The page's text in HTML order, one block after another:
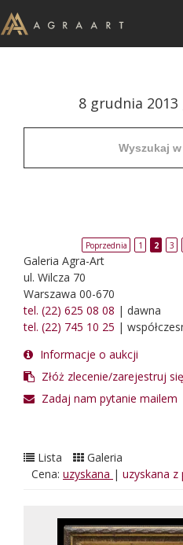
8 grudnia 2013
Poprzednia 1 2 3
Galeria Agra-Art
ul. Wilcza 70
Warszawa 00-670
tel. (22) 625 08 08 | dawna
tel. (22) 745 10 25 |
Informacje o aukcji
Złóż zlecenie/zarejestruj
Zadaj nam pytanie mailem
Lista
Galeria
Cena: uzyskana | uzyskana z